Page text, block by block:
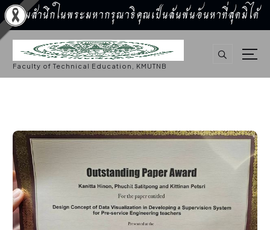
น้อมสำนึกในพระมหากรุณาธิคุณเป็นล้นพ้นอันหาที่สุดมิได้
S
k
o
Faculty of Technical Education, KMUTNB
กิจกรรมคณะ ประชาสัมพันธ์